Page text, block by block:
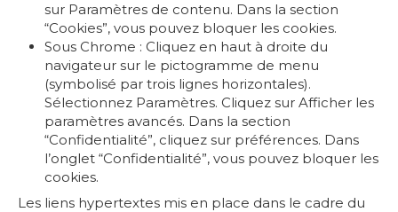
sur Paramètres de contenu. Dans la section
“Cookies”, vous pouvez bloquer les cookies.
Sous Chrome : Cliquez en haut à droite du
navigateur sur le pictogramme de menu
(symbolisé par trois lignes horizontales).
Sélectionnez Paramètres. Cliquez sur Afficher les
paramètres avancés. Dans la section
“Confidentialité”, cliquez sur préférences. Dans
l’onglet “Confidentialité”, vous pouvez bloquer les
cookies.
Les liens hypertextes mis en place dans le cadre du